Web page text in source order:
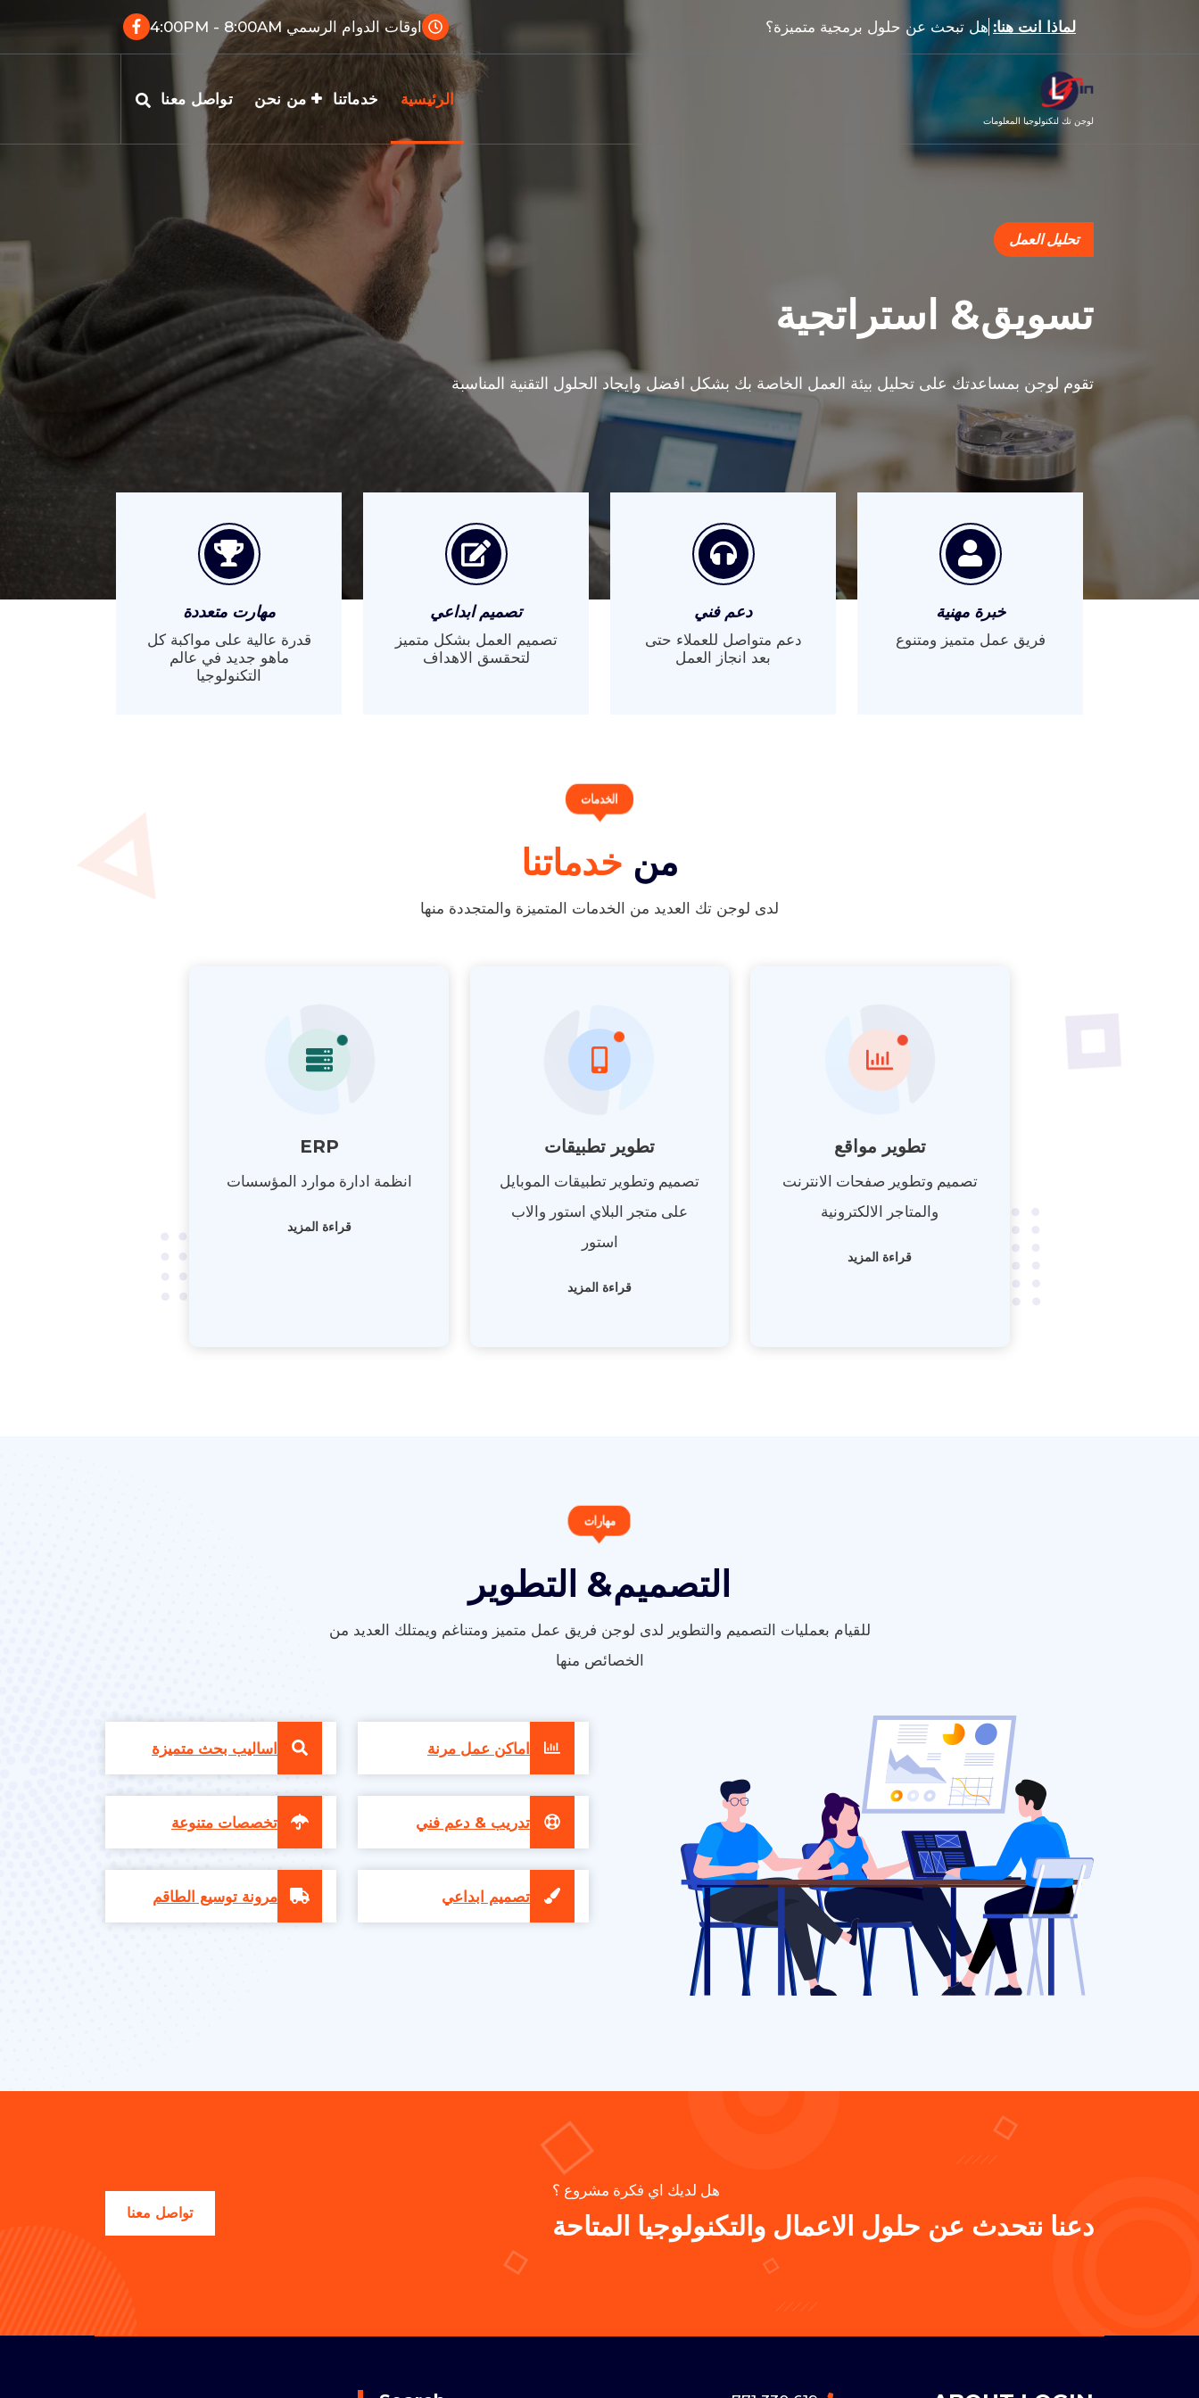
لماذا انت هنا: هل تبحث عن حلول برمجية متميزة؟ اوقات الدوام الرسمي 4:00PM - 8:00AM
لوجن تك لتكنولوجيا المعلومات
الرئيسية خدماتنا من نحن تواصل معنا
تحليل العمل
تسويق& استراتجية
تقوم لوجن بمساعدتك على تحليل بيئة العمل الخاصة بك بشكل افضل وايجاد الحلول التقنية المناسبة
خبرة مهنية
فريق عمل متميز ومتنوع
دعم فني
دعم متواصل للعملاء حتى
بعد انجاز العمل
تصميم ابداعي
تصميم العمل بشكل متميز
لتحقسق الاهداف
مهارت متعددة
قدرة عالية على مواكبة كل
ماهو جديد في عالم
التكنولوجيا
الخدمات
من خدماتنا
لدى لوجن تك العديد من الخدمات المتميزة والمتجددة منها
تطوير مواقع
تصميم وتطوير صفحات الانترنت
والمتاجر الالكترونية
قراءة المزيد
تطوير تطبيقات
تصميم وتطوير تطبيقات الموبايل
على متجر البلاي استور والاب
استور
قراءة المزيد
ERP
انظمة ادارة موارد المؤسسات
قراءة المزيد
مهارات
التصميم& التطوير
للقيام بعمليات التصميم والتطوير لدى لوجن فريق عمل متميز ومتناغم ويمتلك العديد من
الخصائص منها
اماكن عمل مرنة اساليب بحث متميزة
تدريب & دعم فني تخصصات متنوعة
تصميم ابداعي مرونة توسيع الطاقم
هل لديك اي فكرة مشروع ؟
دعنا نتحدث عن حلول الاعمال والتكنولوجيا المتاحة تواصل معنا